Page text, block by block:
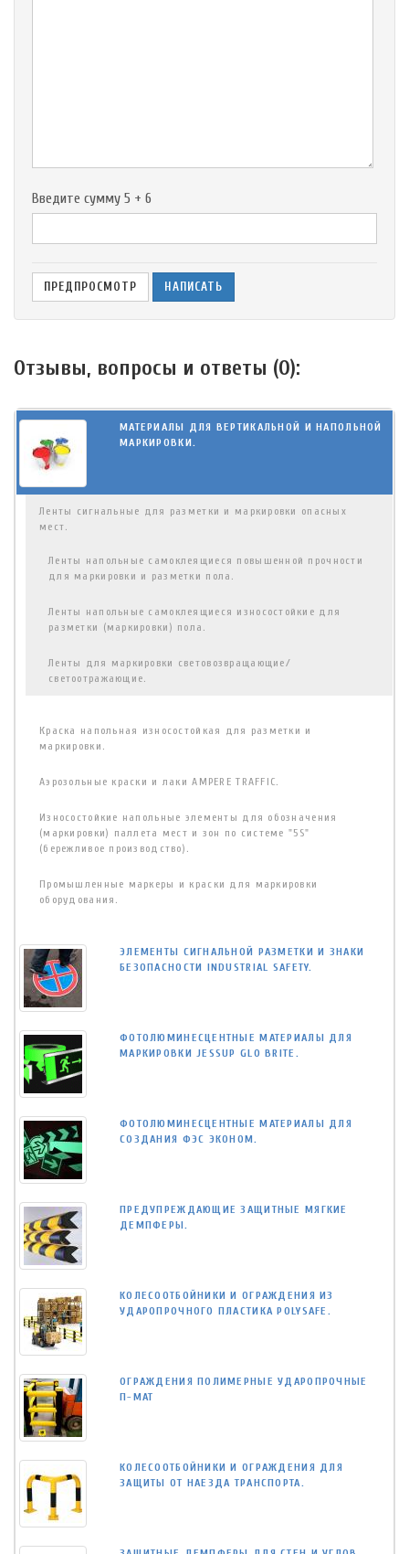
Введите сумму 5 + 6
Отзывы, вопросы и ответы (0):
МАТЕРИАЛЫ ДЛЯ ВЕРТИКАЛЬНОЙ И НАПОЛЬНОЙ
МАРКИРОВКИ.
Ленты сигнальные для разметки и маркировки опасных
мест.
Ленты напольные самоклеящиеся повышенной прочности
для маркировки и разметки пола.
Ленты напольные самоклеящиеся износостойкие для
разметки (маркировки) пола.
Ленты для маркировки световозвращающие/
светоотражающие.
Краска напольная износостойкая для разметки и
маркировки.
Аэрозольные краски и лаки AMPERE TRAFFIC.
Износостойкие напольные элементы для обозначения
(маркировки) паллета мест и зон по системе "5S"
(бережливое производство).
Промышленные маркеры и краски для маркировки
оборудования.
ЭЛЕМЕНТЫ СИГНАЛЬНОЙ РАЗМЕТКИ И ЗНАКИ
БЕЗОПАСНОСТИ INDUSTRIAL SAFETY.
ФОТОЛЮМИНЕСЦЕНТНЫЕ МАТЕРИАЛЫ ДЛЯ
МАРКИРОВКИ JESSUP GLO BRITE.
ФОТОЛЮМИНЕСЦЕНТНЫЕ МАТЕРИАЛЫ ДЛЯ
СОЗДАНИЯ ФЭС ЭКОНОМ.
ПРЕДУПРЕЖДАЮЩИЕ ЗАЩИТНЫЕ МЯГКИЕ
ДЕМПФЕРЫ.
КОЛЕСООТБОЙНИКИ И ОГРАЖДЕНИЯ ИЗ
УДАРОПРОЧНОГО ПЛАСТИКА POLYSAFE.
ОГРАЖДЕНИЯ ПОЛИМЕРНЫЕ УДАРОПРОЧНЫЕ
П-МАТ
КОЛЕСООТБОЙНИКИ И ОГРАЖДЕНИЯ ДЛЯ
ЗАЩИТЫ ОТ НАЕЗДА ТРАНСПОРТА.